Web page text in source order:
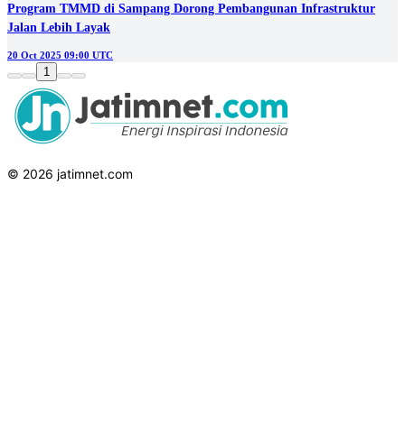
Program TMMD di Sampang Dorong Pembangunan Infrastruktur
Jalan Lebih Layak
20 Oct 2025 09:00 UTC
1
© 2026 jatimnet.com